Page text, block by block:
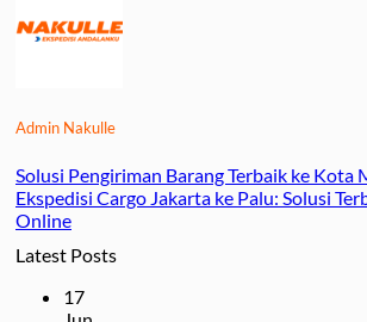
Admin Nakulle
Solusi Pengiriman Barang Terbaik ke Kota
Ekspedisi Cargo Jakarta ke Palu: Solusi
Online
Latest Posts
17